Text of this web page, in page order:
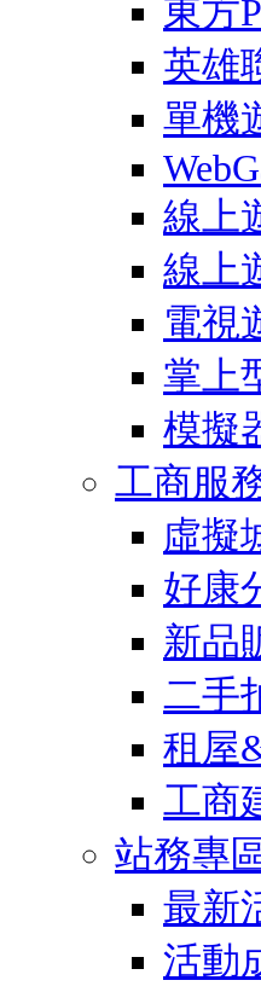
東方
英雄
單機
線上
線上
電視
掌上
模擬
工商服
虛擬
好康
新品
二手
租屋
工商
站務專
最新
活動